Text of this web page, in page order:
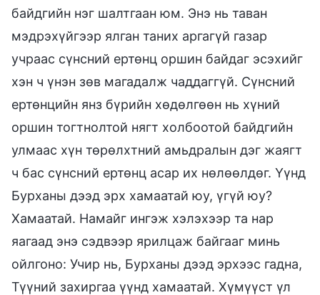
байдгийн нэг шалтгаан юм. Энэ нь таван
мэдрэхүйгээр ялган таних аргагүй газар
учраас сүнсний ертөнц оршин байдаг эсэхийг
хэн ч үнэн зөв магадалж чаддаггүй. Сүнсний
ертөнцийн янз бүрийн хөдөлгөөн нь хүний
оршин тогтнолтой нягт холбоотой байдгийн
улмаас хүн төрөлхтний амьдралын дэг жаягт
ч бас сүнсний ертөнц асар их нөлөөлдөг. Үүнд
Бурханы дээд эрх хамаатай юу, үгүй юу?
Хамаатай. Намайг ингэж хэлэхээр та нар
яагаад энэ сэдвээр ярилцаж байгааг минь
ойлгоно: Учир нь, Бурханы дээд эрхээс гадна,
Түүний захиргаа үүнд хамаатай. Хүмүүст үл